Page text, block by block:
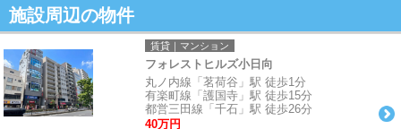
施設周辺の物件
賃貸｜マンション
フォレストヒルズ小日向
丸ノ内線「茗荷谷」駅 徒歩1分
有楽町線「護国寺」駅 徒歩15分
都営三田線「千石」駅 徒歩26分
40万円